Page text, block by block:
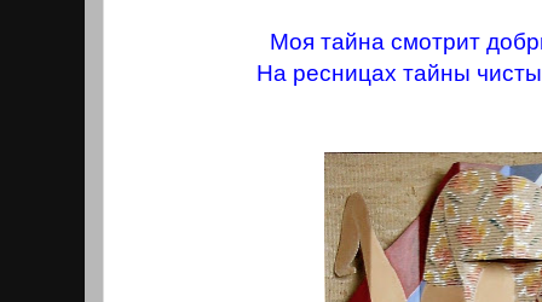
Моя тайна смотрит
На ресницах тайны